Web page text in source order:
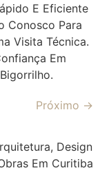
E Eficiente
Conosco Para
Visita Técnica.
Em
Próximo →
Design
Em Curitiba